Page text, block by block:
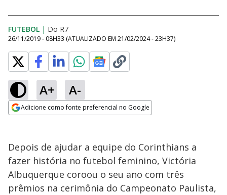
FUTEBOL | Do R7
26/11/2019 - 08H33 (ATUALIZADO EM 21/02/2024 - 23H37)
A+ A-
Adicione como fonte preferencial no Google
Depois de ajudar a equipe do Corinthians a
fazer história no futebol feminino, Victória
Albuquerque coroou o seu ano com três
prêmios na cerimônia do Campeonato Paulista,